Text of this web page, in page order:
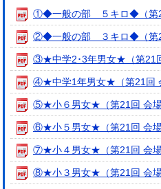
①◆一般の部 ５キロ◆（第
②◆一般の部 ３キロ◆（第
③★中学2･3年男女★（第21
④★中学1年男女★（第21回
⑤★小６男女★（第21回 会場
⑥★小５男女★（第21回 会場
⑦★小４男女★（第21回 会場
⑧★小３男女★（第21回 会場